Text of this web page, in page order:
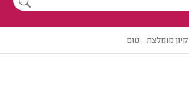
מומלצת - טום